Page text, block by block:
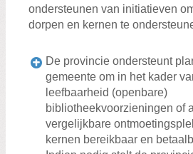
ondersteunen van initiatieven
dorpen en kernen te
De provincie ondersteunt
gemeente om in het kader
leefbaarheid (openbare)
bibliotheekvoorzieningen of
vergelijkbare
kernen bereikbaar en